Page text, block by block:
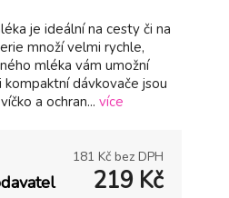
je ideální na cesty či na
množí velmi rychle,
mléka vám umožní
dávkovače jsou
a ochran... více
181 Kč bez DPH
219 Kč